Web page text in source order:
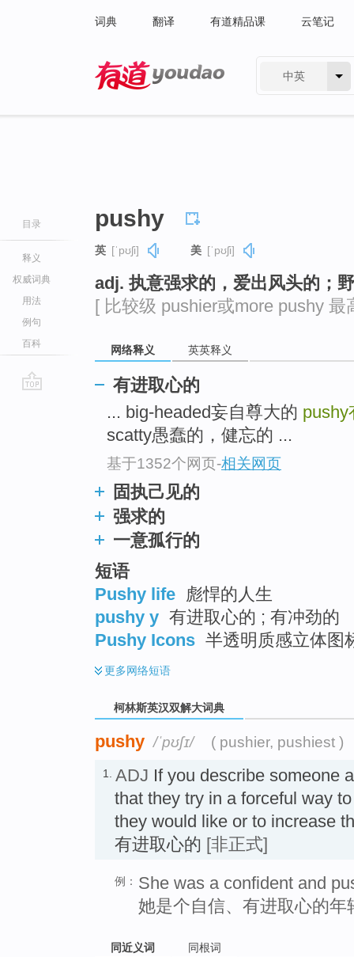
词典 翻译 有道精品课 云笔记
中英
目录
释义
权威词典
用法
例句
百科
pushy
英 [ˈpʊʃi] 美 [ˈpʊʃi]
adj. 执意强求的，爱出风头的；
[ 比较级 pushier或more pushy
网络释义 英英释义
有进取心的
... big-headed妄自尊大的 pushy
scatty愚蠢的，健忘的 ...
基于1352个网页-相关网页
固执己见的
强求的
一意孤行的
短语
Pushy life 彪悍的人生
pushy y 有进取心的 ; 有冲劲的
Pushy Icons 半透明质感立体图
更多网络短语
柯林斯英汉双解大词典
pushy /ˈpʊʃɪ/ ( pushier, pushiest )
1. ADJ If you describe someone
that they try in a forceful way
they would like or to increase
有进取心的 [非正式]
例： She was a confident and
她是个自信、有进取心的年
同近义词 同根词